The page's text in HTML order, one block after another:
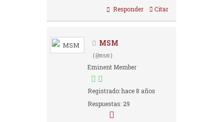
Responder Citar
MSM
(@msm)
Eminent Member
Registrado: hace 8 años
Respuestas: 29